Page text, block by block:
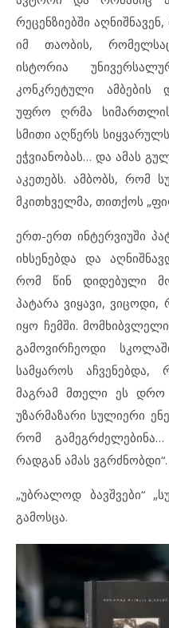
რეცენზიებში
იმ თაობის,
ისტორია
კონკრეტული ამბების
უფრო ღრმა სიმართლის
სმითი აღწერს
ეჭვიანობას… და ამას
აკეთებს. ამბობს, რომ
მკითხველმა, თითქოს
ერთ-ერთ ინტერვიუში
იხსენებდა და
რომ წინ დიდებული
პატარა ვიყავი,
იყო ჩემში.
გამოვირჩეოდი
სამყაროს აჩვენებდა,
მაგრამ მთელი ეს დრო
უზარმაზარი სულიერი
რომ
რადგან ამას ვგრძნობდი“.
„უბრალოდ ბავშვები“
გამოსცა.